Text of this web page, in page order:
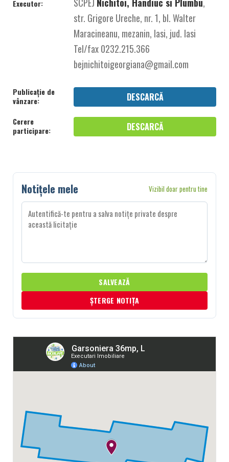
Executor: SCPEJ Nichitoi, Handiuc si Plumbu,
str. Grigore Ureche, nr. 1, bl. Walter
Maracineanu, mezanin, Iasi, jud. Iasi
Tel/fax 0232.215.366
bejnichitoigeorgiana@gmail.com
Publicație de
vânzare:
DESCARCĂ
Cerere
participare:
DESCARCĂ
Notițele mele Vizibil doar pentru tine
SALVEAZĂ
ȘTERGE NOTIȚA